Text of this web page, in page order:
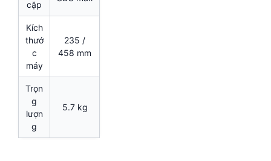
cặp
Kích
thướ
c
máy
235 /
458 mm
Trọn
g
lượn
g
5.7 kg